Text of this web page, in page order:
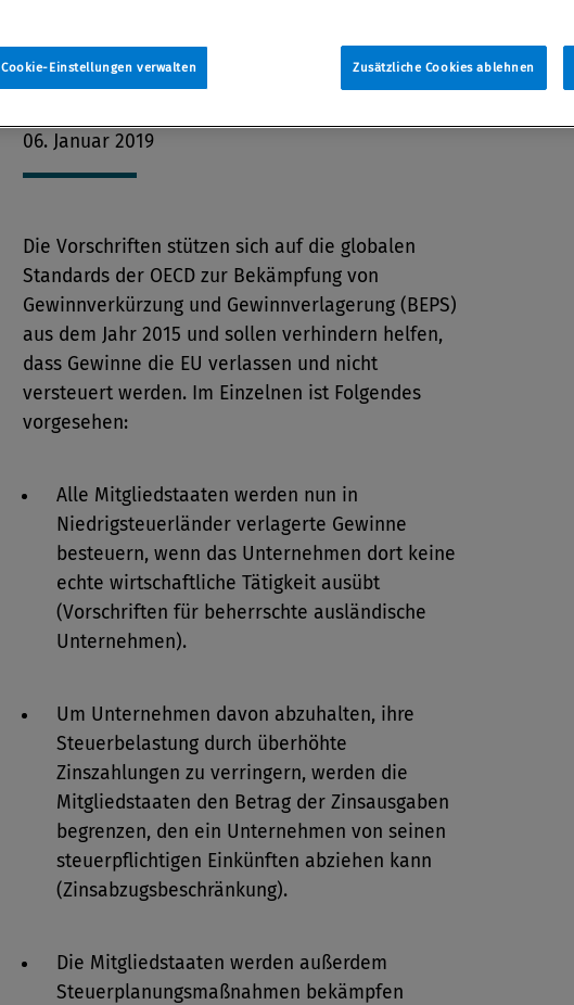
abzielen.
06. Januar 2019
Die Vorschriften stützen sich auf die globalen
Standards der OECD zur Bekämpfung von
Gewinnverkürzung und Gewinnverlagerung (BEPS)
aus dem Jahr 2015 und sollen verhindern helfen,
dass Gewinne die EU verlassen und nicht
versteuert werden. Im Einzelnen ist Folgendes
vorgesehen:
Alle Mitgliedstaaten werden nun in
Niedrigsteuerländer verlagerte Gewinne
besteuern, wenn das Unternehmen dort keine
echte wirtschaftliche Tätigkeit ausübt
(Vorschriften für beherrschte ausländische
Unternehmen).
Um Unternehmen davon abzuhalten, ihre
Steuerbelastung durch überhöhte
Zinszahlungen zu verringern, werden die
Mitgliedstaaten den Betrag der Zinsausgaben
begrenzen, den ein Unternehmen von seinen
steuerpflichtigen Einkünften abziehen kann
(Zinsabzugsbeschränkung).
Die Mitgliedstaaten werden außerdem
Steuerplanungsmaßnahmen bekämpfen
Zusätzliche Cookies ablehnen
Cookie-Einstellungen verwalten